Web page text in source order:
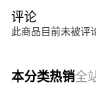
评论
此商品目前未被评
本分类热销全